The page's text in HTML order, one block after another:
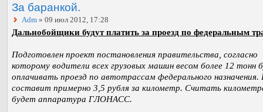
За баранкой.
Adm » 09 июл 2012, 17:28
Дальнобойщики будут платить за проезд по федеральным
Подготовлен проект постановления правительства, согласно
которому водители всех грузовых машин весом более 12 тонн
оплачивать проезд по автотрассам федерального
составит примерно 3,5 рубля за километр. Считать
будет аппаратура ГЛОНАСС.